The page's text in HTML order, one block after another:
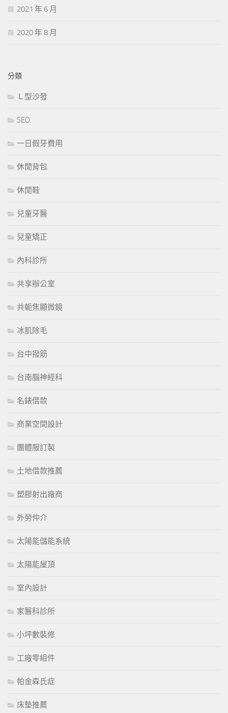
2021 年 6 月
2020 年 8 月
分類
Ｌ型沙發
SEO
一日假牙費用
休閒背包
休閒鞋
兒童牙醫
兒童矯正
內科診所
共享辦公室
共軛焦顯微鏡
冰肌除毛
台中撥筋
台南腦神經科
名錶借款
商業空間設計
團體服訂製
土地借款推薦
塑膠射出廠商
外勞仲介
太陽能儲能系統
太陽能屋頂
室內設計
家醫科診所
小坪數裝修
工廠零組件
帕金森氏症
床墊推薦